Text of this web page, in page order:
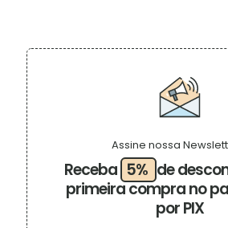
Receba 5% de
primeira compra no
por PIX
Assine nossa